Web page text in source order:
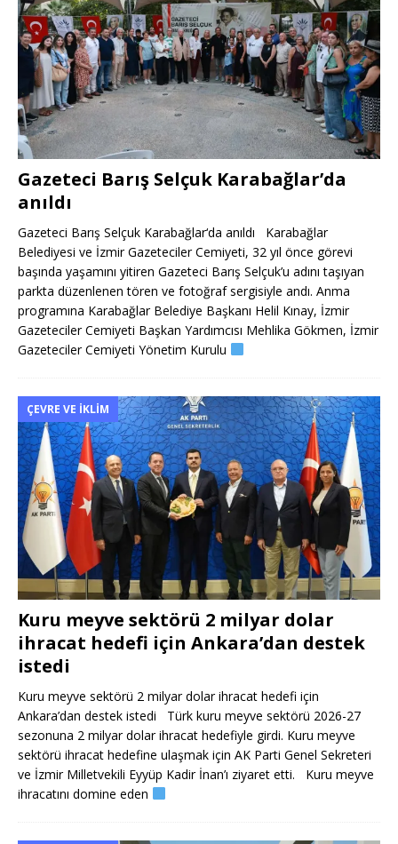
Gazeteci Barış Selçuk Karabağlar’da
anıldı
Gazeteci Barış Selçuk Karabağlar‘da anıldı Karabağlar
Belediyesi ve İzmir Gazeteciler Cemiyeti, 32 yıl önce görevi
başında yaşamını yitiren Gazeteci Barış Selçuk’u adını taşıyan
parkta düzenlenen tören ve fotoğraf sergisiyle andı. Anma
programına Karabağlar Belediye Başkanı Helil Kınay, İzmir
Gazeteciler Cemiyeti Başkan Yardımcısı Mehlika Gökmen, İzmir
Gazeteciler Cemiyeti Yönetim Kurulu
ÇEVRE VE İKLIM
Kuru meyve sektörü 2 milyar dolar
ihracat hedefi için Ankara’dan destek
istedi
Kuru meyve sektörü 2 milyar dolar ihracat hedefi için
Ankara’dan destek istedi Türk kuru meyve sektörü 2026-27
sezonuna 2 milyar dolar ihracat hedefiyle girdi. Kuru meyve
sektörü ihracat hedefine ulaşmak için AK Parti Genel Sekreteri
ve İzmir Milletvekili Eyyüp Kadir İnan’ı ziyaret etti. Kuru meyve
ihracatını domine eden